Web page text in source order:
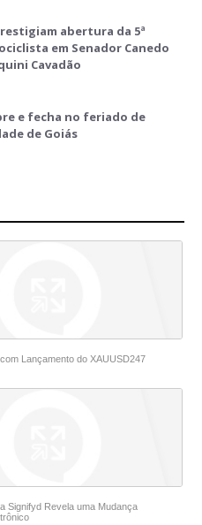
abertura da 5ª
em Senador Canedo
Cavadão
e fecha no feriado de
de Goiás